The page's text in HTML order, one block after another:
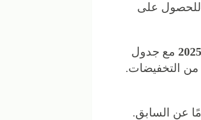
للحصول على
مع جدول
من التخفيضات.
عن السابق.